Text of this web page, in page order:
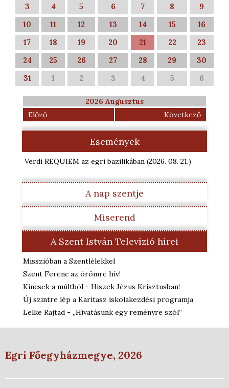
3
4 5 6 7 8
9
10
11 12 13 14 15
16
17
18 19 20 21 22
23
24
25 26 27 28 29
30
31
1 2 3 4 5 6
2026 Augusztus
Előző
Következő
Események
Verdi REQUIEM az egri bazilikában (2026. 08. 21.)
A nap szentje
Miserend
A Szent István Televízió hírei
Misszióban a Szentlélekkel
Szent Ferenc az örömre hív!
Kincsek a múltból - Hiszek Jézus Krisztusban!
Új szintre lép a Karitasz iskolakezdési programja
Lelke Rajtad - „Hivatásunk egy reményre szól”
Egri Főegyházmegye, 2026